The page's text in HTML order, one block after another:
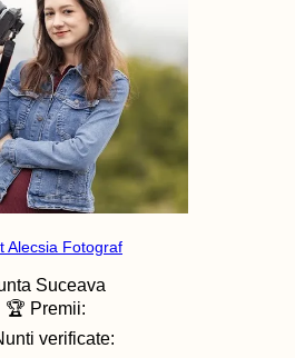
Alecsia Fotograf
Suceava
🏆 Premii:
verificate: